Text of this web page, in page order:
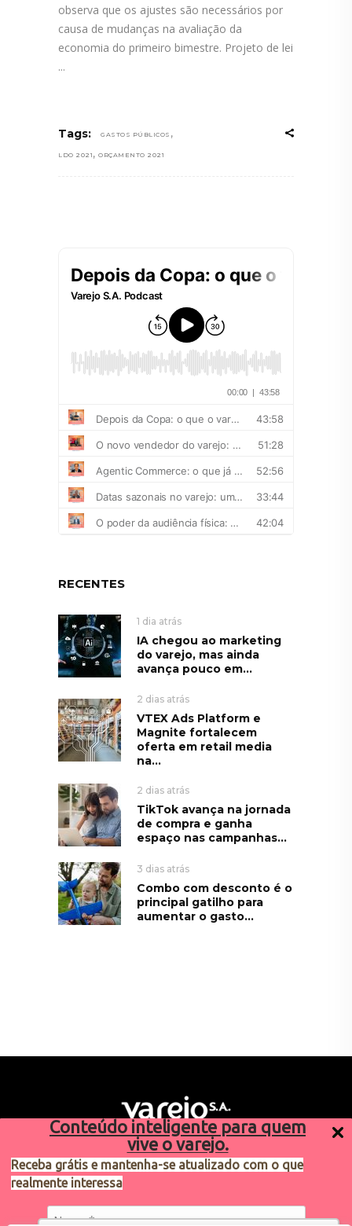
Conteúdo inteligente para quem
vive o varejo.
Receba grátis e mantenha-se atualizado com o que
realmente interessa
observa que os ajustes são necessários por
causa de mudanças na avaliação da
economia do primeiro bimestre. Projeto de lei
Tags: GASTOS PÚBLICOS ,
LDO 2021 , ORÇAMENTO 2021
RECENTES
1 dia atrás
IA chegou ao marketing
do varejo, mas ainda
avança pouco em...
2 dias atrás
VTEX Ads Platform e
Magnite fortalecem
oferta em retail media
na...
2 dias atrás
TikTok avança na jornada
de compra e ganha
espaço nas campanhas...
3 dias atrás
Combo com desconto é o
principal gatilho para
aumentar o gasto...
Sugestões de pauta
varejosa@cndl.org.br